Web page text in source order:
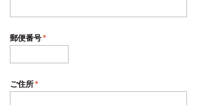
郵便番号*
ご住所*